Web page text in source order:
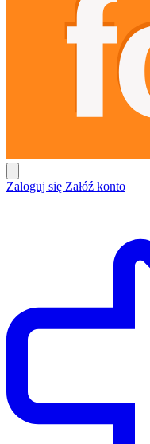
Zaloguj się Załóź konto